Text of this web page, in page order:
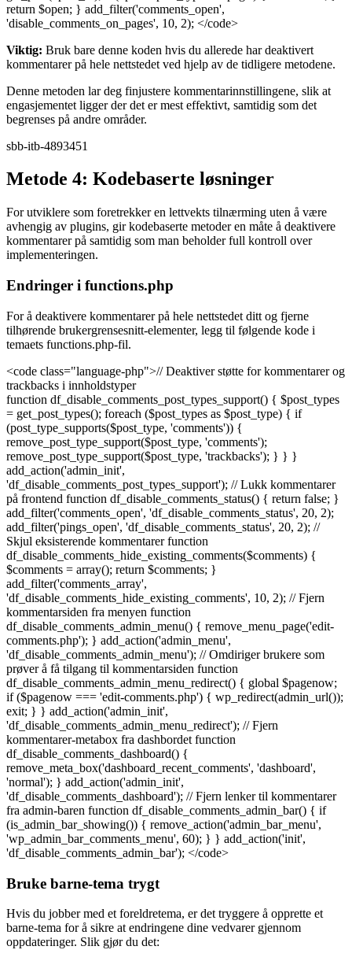
return $open; } add_filter('comments_open',
'disable_comments_on_pages', 10, 2); </code>
Viktig: Bruk bare denne koden hvis du allerede har deaktivert
kommentarer på hele nettstedet ved hjelp av de tidligere metodene.
Denne metoden lar deg finjustere kommentarinnstillingene, slik at
engasjementet ligger der det er mest effektivt, samtidig som det
begrenses på andre områder.
sbb-itb-4893451
Metode 4: Kodebaserte løsninger
For utviklere som foretrekker en lettvekts tilnærming uten å være
avhengig av plugins, gir kodebaserte metoder en måte å deaktivere
kommentarer på samtidig som man beholder full kontroll over
implementeringen.
Endringer i functions.php
For å deaktivere kommentarer på hele nettstedet ditt og fjerne
tilhørende brukergrensesnitt-elementer, legg til følgende kode i
temaets functions.php-fil.
<code class="language-php">// Deaktiver støtte for kommentarer og
trackbacks i innholdstyper
function df_disable_comments_post_types_support() { $post_types
= get_post_types(); foreach ($post_types as $post_type) { if
(post_type_supports($post_type, 'comments')) {
remove_post_type_support($post_type, 'comments');
remove_post_type_support($post_type, 'trackbacks'); } } }
add_action('admin_init',
'df_disable_comments_post_types_support'); // Lukk kommentarer
på frontend function df_disable_comments_status() { return false; }
add_filter('comments_open', 'df_disable_comments_status', 20, 2);
add_filter('pings_open', 'df_disable_comments_status', 20, 2); //
Skjul eksisterende kommentarer function
df_disable_comments_hide_existing_comments($comments) {
$comments = array(); return $comments; }
add_filter('comments_array',
'df_disable_comments_hide_existing_comments', 10, 2); // Fjern
kommentarsiden fra menyen function
df_disable_comments_admin_menu() { remove_menu_page('edit-
comments.php'); } add_action('admin_menu',
'df_disable_comments_admin_menu'); // Omdiriger brukere som
prøver å få tilgang til kommentarsiden function
df_disable_comments_admin_menu_redirect() { global $pagenow;
if ($pagenow === 'edit-comments.php') { wp_redirect(admin_url());
exit; } } add_action('admin_init',
'df_disable_comments_admin_menu_redirect'); // Fjern
kommentarer-metabox fra dashbordet function
df_disable_comments_dashboard() {
remove_meta_box('dashboard_recent_comments', 'dashboard',
'normal'); } add_action('admin_init',
'df_disable_comments_dashboard'); // Fjern lenker til kommentarer
fra admin-baren function df_disable_comments_admin_bar() { if
(is_admin_bar_showing()) { remove_action('admin_bar_menu',
'wp_admin_bar_comments_menu', 60); } } add_action('init',
'df_disable_comments_admin_bar'); </code>
Bruke barne-tema trygt
Hvis du jobber med et foreldretema, er det tryggere å opprette et
barne-tema for å sikre at endringene dine vedvarer gjennom
oppdateringer. Slik gjør du det: